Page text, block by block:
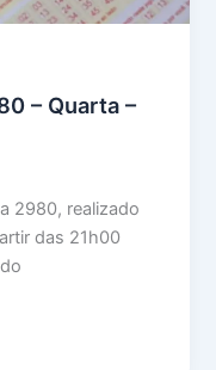
– Quarta –
2980, realizado
das 21h00